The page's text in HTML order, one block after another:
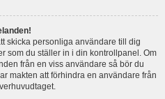
skicka personliga användare till dig
som du ställer in i din kontrollpanel. Om
från en viss användare så bör du
makten att förhindra en användare från